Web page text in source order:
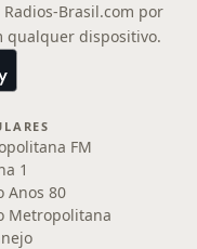
Brasil.com por
dispositivo.
FM
1
Anos 80
Metropolitana